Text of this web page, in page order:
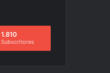
1.810
Subscritores